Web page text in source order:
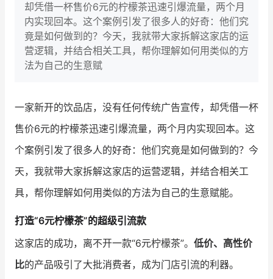
增长产品指南
智库 产品场景库
产品更新动态
新零售资讯
培训课程
增长俱乐部
增长俱乐部 有赞商盟
却凭借一杯售价6元的柠檬茶迅速引爆流量，两个月
内实现回本。这个案例引发了很多人的好奇：他们究
竟是如何做到的？今天，我就带大家拆解这家店的运
营逻辑，并结合相关工具，帮你理解如何用类似的方
法为自己的生意赋
一家新开的饮品店，没有任何传统广告宣传，却凭借一杯
售价6元的柠檬茶迅速引爆流量，两个月内实现回本。这
个案例引发了很多人的好奇：他们究竟是如何做到的？今
天，我就带大家拆解这家店的运营逻辑，并结合相关工
具，帮你理解如何用类似的方法为自己的生意赋能。
打造“6元柠檬茶”的超级引流款
这家店的成功，离不开一款“6元柠檬茶”。 低价、高性价
比的产品吸引了大批消费者，成为门店引流的利器。